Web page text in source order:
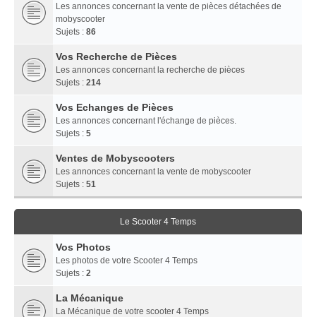
Les annonces concernant la vente de pièces détachées de
mobyscooter
Sujets : 86
Vos Recherche de Pièces
Les annonces concernant la recherche de pièces
Sujets : 214
Vos Echanges de Pièces
Les annonces concernant l'échange de pièces.
Sujets : 5
Ventes de Mobyscooters
Les annonces concernant la vente de mobyscooter
Sujets : 51
Le Scooter 4 Temps
Vos Photos
Les photos de votre Scooter 4 Temps
Sujets : 2
La Mécanique
La Mécanique de votre scooter 4 Temps